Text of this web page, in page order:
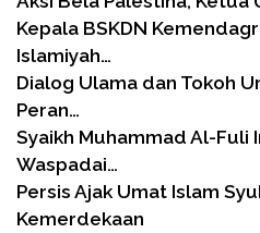
Kepala BSKDN
Islamiyah…
Dialog Ulama dan Tokoh
Peran…
Syaikh Muhammad Al-Fuli
Waspadai…
Persis Ajak Umat Islam
Kemerdekaan